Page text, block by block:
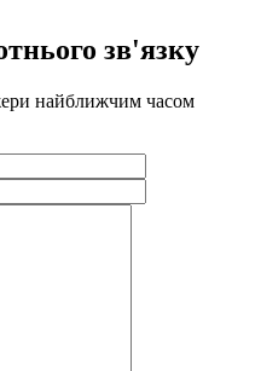
зв'язку
найближчим часом